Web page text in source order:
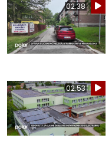
02:38
02:53